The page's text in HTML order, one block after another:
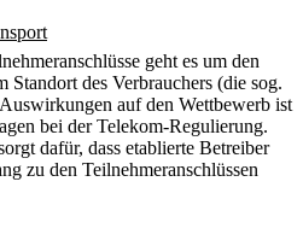
geht es um den
des Verbrauchers (die sog.
auf den Wettbewerb ist
bei der Telekom-Regulierung.
dafür, dass etablierte Betreiber
zu den Teilnehmeranschlüssen